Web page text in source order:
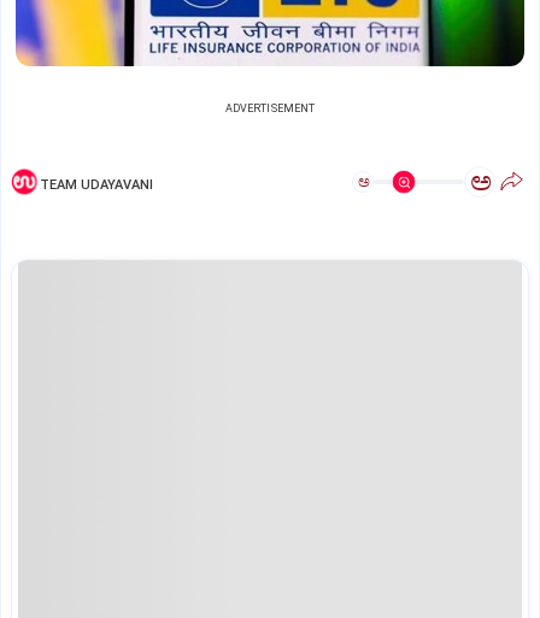
ADVERTISEMENT
TEAM UDAYAVANI ಅ ಅ